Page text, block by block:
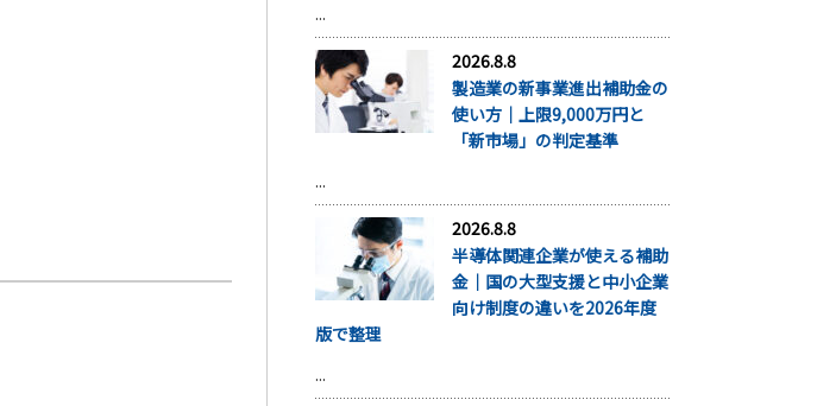
...
2026.8.8
製造業の新事業進出補助金の
使い方｜上限9,000万円と
「新市場」の判定基準
...
2026.8.8
半導体関連企業が使える補助
金｜国の大型支援と中小企業
向け制度の違いを2026年度
版で整理
...